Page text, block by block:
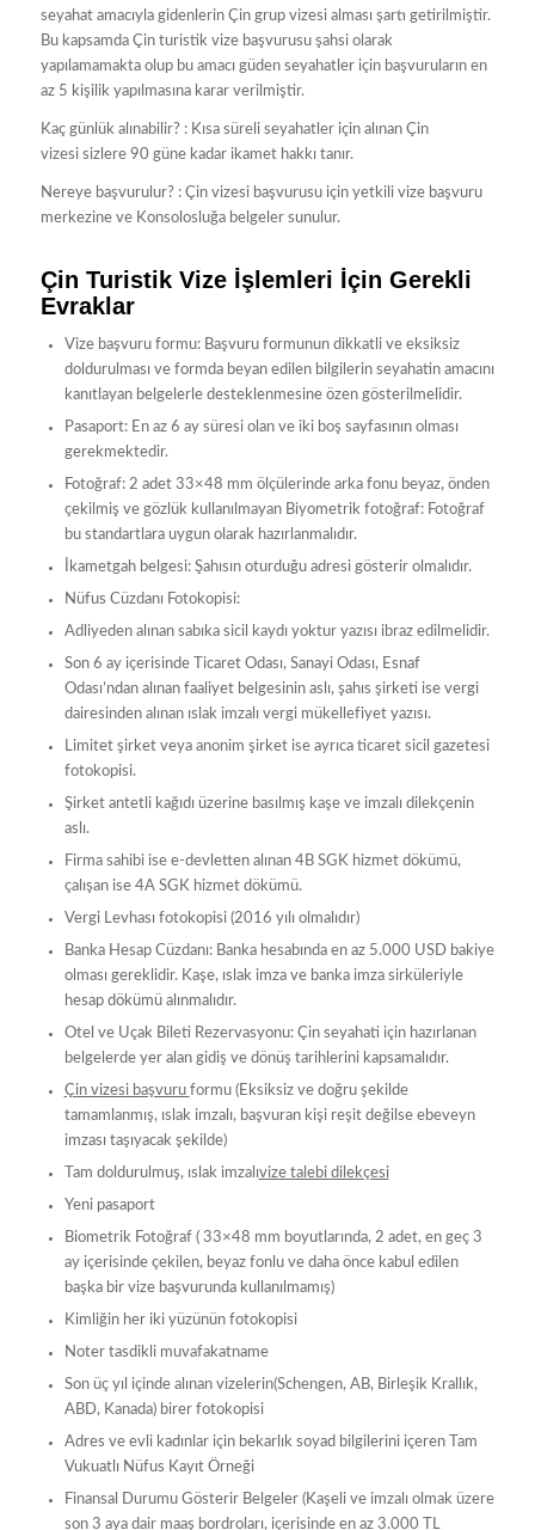
seyahat amacıyla gidenlerin Çin grup vizesi alması şartı getirilmiştir.
Bu kapsamda Çin turistik vize başvurusu şahsi olarak
yapılamamakta olup bu amacı güden seyahatler için başvuruların en
az 5 kişilik yapılmasına karar verilmiştir.
Kaç günlük alınabilir? : Kısa süreli seyahatler için alınan Çin
vizesi sizlere 90 güne kadar ikamet hakkı tanır.
Nereye başvurulur? : Çin vizesi başvurusu için yetkili vize başvuru
merkezine ve Konsolosluğa belgeler sunulur.
Çin Turistik Vize İşlemleri İçin Gerekli
Evraklar
Vize başvuru formu: Başvuru formunun dikkatli ve eksiksiz
doldurulması ve formda beyan edilen bilgilerin seyahatin amacını
kanıtlayan belgelerle desteklenmesine özen gösterilmelidir.
Pasaport: En az 6 ay süresi olan ve iki boş sayfasının olması
gerekmektedir.
Fotoğraf: 2 adet 33×48 mm ölçülerinde arka fonu beyaz, önden
çekilmiş ve gözlük kullanılmayan Biyometrik fotoğraf: Fotoğraf
bu standartlara uygun olarak hazırlanmalıdır.
İkametgah belgesi: Şahısın oturduğu adresi gösterir olmalıdır.
Nüfus Cüzdanı Fotokopisi:
Adliyeden alınan sabıka sicil kaydı yoktur yazısı ibraz edilmelidir.
Son 6 ay içerisinde Ticaret Odası, Sanayi Odası, Esnaf
Odası’ndan alınan faaliyet belgesinin aslı, şahıs şirketi ise vergi
dairesinden alınan ıslak imzalı vergi mükellefiyet yazısı.
Limitet şirket veya anonim şirket ise ayrıca ticaret sicil gazetesi
fotokopisi.
Şirket antetli kağıdı üzerine basılmış kaşe ve imzalı dilekçenin
aslı.
Firma sahibi ise e-devletten alınan 4B SGK hizmet dökümü,
çalışan ise 4A SGK hizmet dökümü.
Vergi Levhası fotokopisi (2016 yılı olmalıdır)
Banka Hesap Cüzdanı: Banka hesabında en az 5.000 USD bakiye
olması gereklidir. Kaşe, ıslak imza ve banka imza sirküleriyle
hesap dökümü alınmalıdır.
Otel ve Uçak Bileti Rezervasyonu: Çin seyahati için hazırlanan
belgelerde yer alan gidiş ve dönüş tarihlerini kapsamalıdır.
Çin vizesi başvuru formu (Eksiksiz ve doğru şekilde
tamamlanmış, ıslak imzalı, başvuran kişi reşit değilse ebeveyn
imzası taşıyacak şekilde)
Tam doldurulmuş, ıslak imzalıvize talebi dilekçesi
Yeni pasaport
Biometrik Fotoğraf ( 33×48 mm boyutlarında, 2 adet, en geç 3
ay içerisinde çekilen, beyaz fonlu ve daha önce kabul edilen
başka bir vize başvurunda kullanılmamış)
Kimliğin her iki yüzünün fotokopisi
Noter tasdikli muvafakatname
Son üç yıl içinde alınan vizelerin(Schengen, AB, Birleşik Krallık,
ABD, Kanada) birer fotokopisi
Adres ve evli kadınlar için bekarlık soyad bilgilerini içeren Tam
Vukuatlı Nüfus Kayıt Örneği
Finansal Durumu Gösterir Belgeler (Kaşeli ve imzalı olmak üzere
son 3 aya dair maaş bordroları, içerisinde en az 3.000 TL